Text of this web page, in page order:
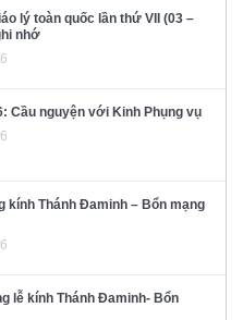
lý toàn quốc lần thứ VII (03 –
nhớ
Cầu nguyện với Kinh Phụng vụ
kính Thánh Đaminh – Bổn mạng
lễ kính Thánh Đaminh- Bổn